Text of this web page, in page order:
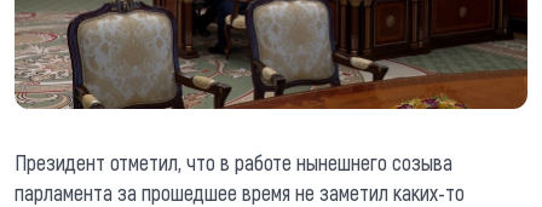
Президент отметил, что в работе нынешнего созыва
парламента за прошедшее время не заметил каких-то